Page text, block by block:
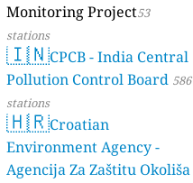
Monitoring Project53
stations
🇮🇳CPCB - India Central
Pollution Control Board 586
stations
🇭🇷Croatian
Environment Agency -
Agencija Za Zaštitu Okoliša